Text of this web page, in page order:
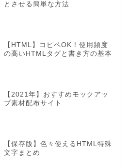
とさせる簡単な方法
【HTML】コピペOK！使用頻度
の高いHTMLタグと書き方の基本
【2021年】おすすめモックアッ
プ素材配布サイト
【保存版】色々使えるHTML特殊
文字まとめ